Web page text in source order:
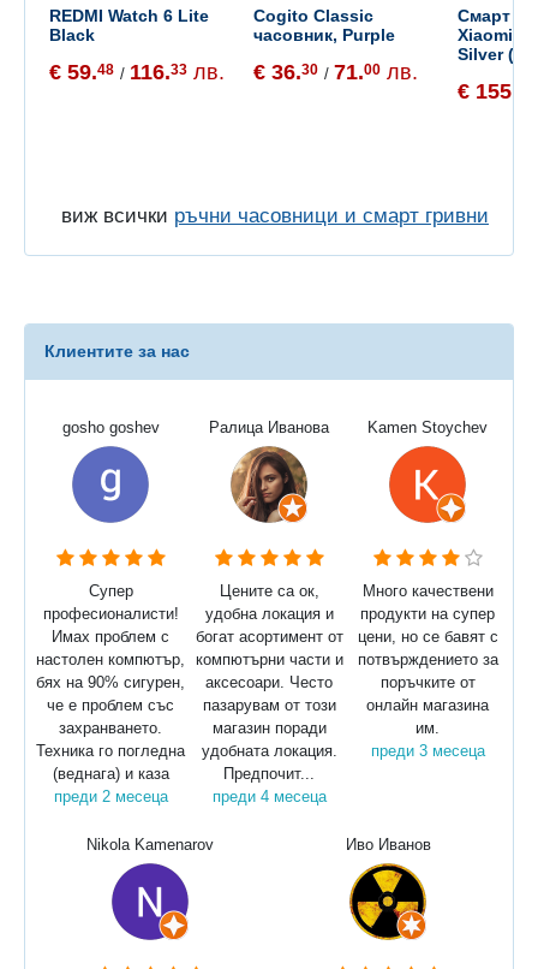
REDMI Watch 6 Lite
Black
€ 59.48 / 116.33 лв.
Cogito Classic
часовник, Purple
€ 36.30 / 71.00 лв.
Смарт
Xiaomi
Silver
€ 155.
виж всички ръчни часовници и смарт гривни
Клиентите за нас
gosho goshev
Супер
професионалисти!
Имах проблем с
настолен компютър,
бях на 90% сигурен,
че е проблем със
захранването.
Техника го погледна
(веднага) и каза
преди 2 месеца
Ралица Иванова
Цените са ок,
удобна локация и
богат асортимент от
компютърни части и
аксесоари. Често
пазарувам от този
магазин поради
удобната локация.
Предпочит...
преди 4 месеца
Kamen Stoychev
Много качествени
продукти на супер
цени, но се бавят с
потвърждението за
поръчките от
онлайн магазина
им.
преди 3 месеца
Nikola Kamenarov Иво Иванов